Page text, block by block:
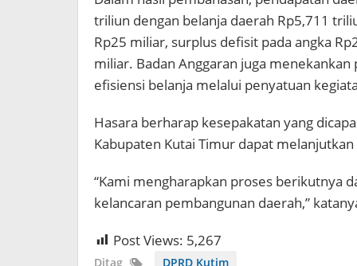
triliun dengan belanja daerah Rp5,711
Rp25 miliar, surplus defisit pada angka
miliar. Badan Anggaran juga
efisiensi belanja melalui penyatuan
Hasara berharap kesepakatan yang
Kabupaten Kutai Timur dapat
“Kami mengharapkan proses berikutnya
kelancaran pembangunan daerah,”
Post Views: 5,267
Ditag DPRD Kutim